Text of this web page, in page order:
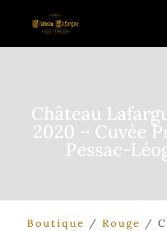
Château
2020 – Cuvée
Pessac-
Boutique / Rouge /